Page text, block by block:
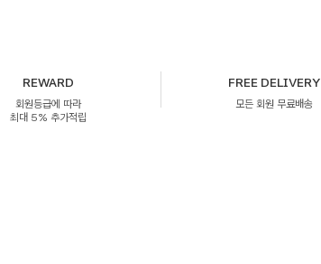
REWARD
회원등급에 따라
최대 5% 추가적립
FREE DELIVERY
모든 회원 무료배송